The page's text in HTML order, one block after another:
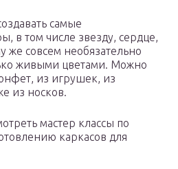
самые
в том числе звезду, сердце,
же совсем необязательно
живыми цветами. Можно
из игрушек, из
из носков.
мастер классы по
каркасов для